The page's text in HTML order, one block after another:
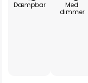
Dæmpbar
Med
dimmer